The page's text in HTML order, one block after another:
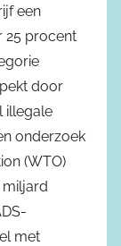
een
25 procent
door
illegale
onderzoek
(WTO)
miljard
met